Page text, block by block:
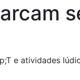
e atividades